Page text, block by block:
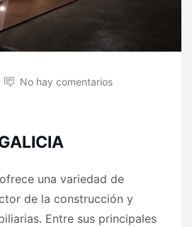
No hay comentarios
una variedad de
de la construcción y
Entre sus principales